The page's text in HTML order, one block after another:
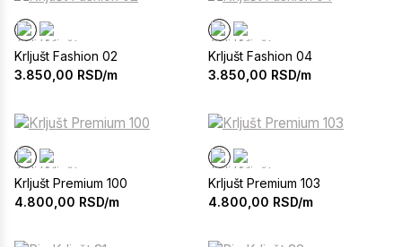
Krljušt Fashion 02
3.850,00 RSD/m
Krljušt Fashion 04
3.850,00 RSD/m
Krljušt Premium 100
4.800,00 RSD/m
Krljušt Premium 103
4.800,00 RSD/m